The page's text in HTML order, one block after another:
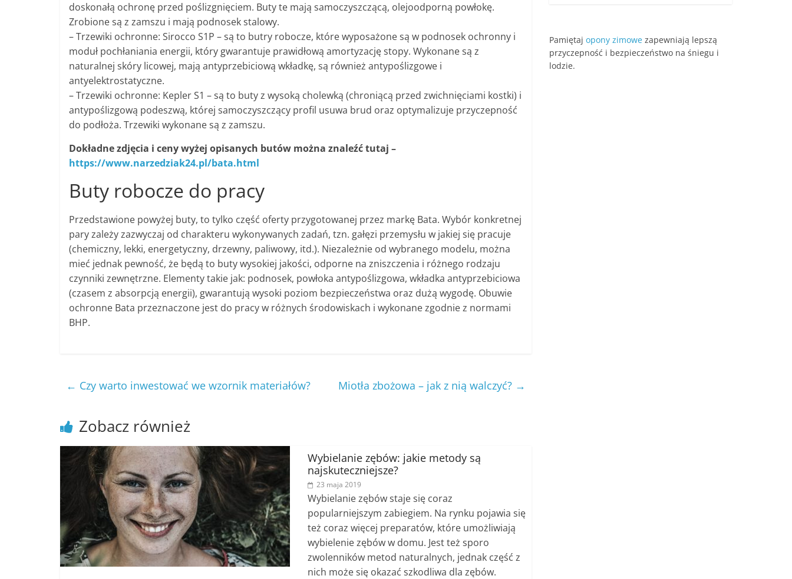
doskonałą ochronę przed poślizgnięciem. Buty te mają samoczyszczącą, olejoodporną powłokę.
Zrobione są z zamszu i mają podnosek stalowy.
– Trzewiki ochronne: Sirocco S1P – są to butry robocze, które wyposażone są w podnosek ochronny i
moduł pochłaniania energii, który gwarantuje prawidłową amortyzację stopy. Wykonane są z
naturalnej skóry licowej, mają antyprzebiciową wkładkę, są również antypoślizgowe i
antyelektrostatyczne.
– Trzewiki ochronne: Kepler S1 – są to buty z wysoką cholewką (chroniącą przed zwichnięciami kostki) i
antypoślizgową podeszwą, której samoczyszczący profil usuwa brud oraz optymalizuje przyczepność
do podłoża. Trzewiki wykonane są z zamszu.
Dokładne zdjęcia i ceny wyżej opisanych butów można znaleźć tutaj –
https://www.narzedziak24.pl/bata.html
Buty robocze do pracy
Przedstawione powyżej buty, to tylko część oferty przygotowanej przez markę Bata. Wybór konkretnej
pary zależy zazwyczaj od charakteru wykonywanych zadań, tzn. gałęzi przemysłu w jakiej się pracuje
(chemiczny, lekki, energetyczny, drzewny, paliwowy, itd.). Niezależnie od wybranego modelu, można
mieć jednak pewność, że będą to buty wysokiej jakości, odporne na zniszczenia i różnego rodzaju
czynniki zewnętrzne. Elementy takie jak: podnosek, powłoka antypoślizgowa, wkładka antyprzebiciowa
(czasem z absorpcją energii), gwarantują wysoki poziom bezpieczeństwa oraz dużą wygodę. Obuwie
ochronne Bata przeznaczone jest do pracy w różnych środowiskach i wykonane zgodnie z normami
BHP.
← Czy warto inwestować we wzornik materiałów? Miotła zbożowa – jak z nią walczyć? →
Zobacz również
Wybielanie zębów: jakie metody są
najskuteczniejsze?
23 maja 2019
Wybielanie zębów staje się coraz
popularniejszym zabiegiem. Na rynku pojawia się
też coraz więcej preparatów, które umożliwiają
wybielenie zębów w domu. Jest też sporo
zwolenników metod naturalnych, jednak część z
nich może się okazać szkodliwa dla zębów.
Pamiętaj opony zimowe zapewniają lepszą
przyczepność i bezpieczeństwo na śniegu i
lodzie.